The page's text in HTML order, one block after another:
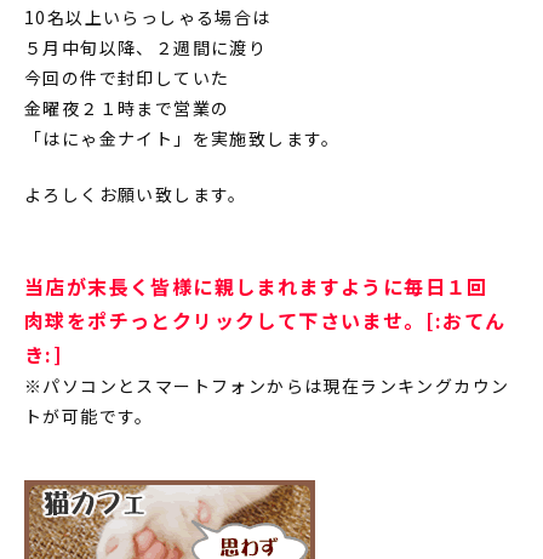
10名以上いらっしゃる場合は
５月中旬以降、２週間に渡り
今回の件で封印していた
金曜夜２１時まで営業の
「はにゃ金ナイト」を実施致します。
よろしくお願い致します。
当店が末長く皆様に親しまれますように毎日１回
肉球をポチっとクリックして下さいませ。[:おてん
き:]
※パソコンとスマートフォンからは現在ランキングカウン
トが可能です。